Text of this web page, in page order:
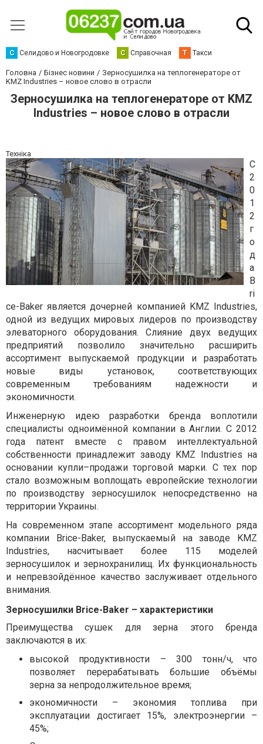
С Селидово и Новогродовке С Справочная Т Такси
Головна Бізнес новини
Зерносушилка на теплогенераторе от
KMZ Industries – новое слово в отрасли
Зерносушилка на теплогенераторе от KMZ
Industries – новое слово в отрасли
Техніка
С
2
0
1
2
г
о
д
а
B
ri
ce-Baker является дочерней компанией KMZ Industries,
одной из ведущих мировых лидеров по производству
элеваторного оборудования. Слияние двух ведущих
предприятий позволило значительно расширить
ассортимент выпускаемой продукции и разработать
новые виды установок, соответствующих
современным требованиям надежности и
экономичности.
Инженерную идею разработки бренда воплотили
специалисты одноимённой компании в Англии. С 2012
года патент вместе с правом интеллектуальной
собственности принадлежит заводу KMZ Industries на
основании купли–продажи торговой марки. С тех пор
стало возможным воплощать европейские технологии
по производству зерносушилок непосредственно на
территории Украины.
На современном этапе ассортимент модельного ряда
компании Brice-Baker, выпускаемый на заводе KMZ
Industries, насчитывает более 115 моделей
зерносушилок и зернохранилищ. Их функциональность
и непревзойдённое качество заслуживает отдельного
внимания.
Зерносушилки Brice-Baker – характеристики
Преимущества сушек для зерна этого бренда
заключаются в их:
высокой продуктивности – 300 тонн/ч, что
позволяет перерабатывать большие объёмы
зерна за непродолжительное время;
экономичности – экономия топлива при
эксплуатации достигает 15%, электроэнергии –
45%;